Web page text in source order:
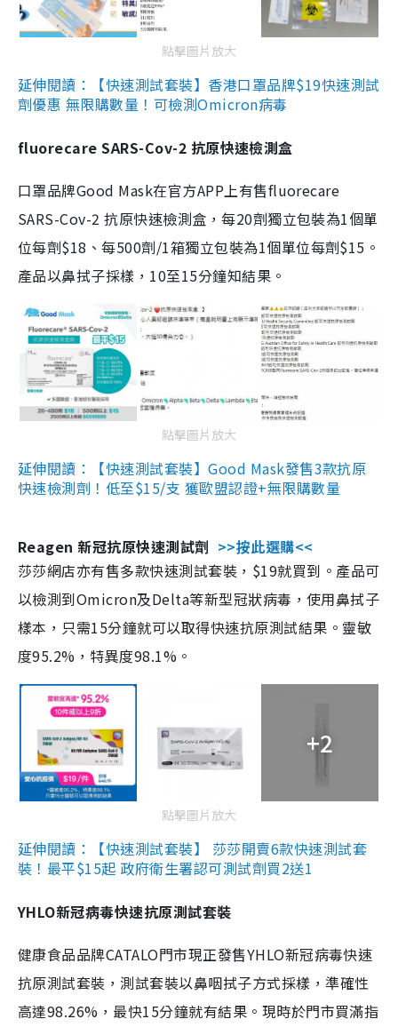
點擊圖片放大
延伸閱讀：【快速測試套裝】香港口罩品牌$19快速測試
劑優惠 無限購數量！可檢測Omicron病毒
fluorecare SARS-Cov-2 抗原快速檢測盒
口罩品牌Good Mask在官方APP上有售fluorecare
SARS-Cov-2 抗原快速檢測盒，每20劑獨立包裝為1個單
位每劑$18、每500劑/1箱獨立包裝為1個單位每劑$15。
產品以鼻拭子採樣，10至15分鐘知結果。
點擊圖片放大
延伸閱讀：【快速測試套裝】Good Mask發售3款抗原
快速檢測劑！低至$15/支 獲歐盟認證+無限購數量
Reagen 新冠抗原快速測試劑 >>按此選購<<
莎莎網店亦有售多款快速測試套裝，$19就買到。產品可
以檢測到Omicron及Delta等新型冠狀病毒，使用鼻拭子
樣本，只需15分鐘就可以取得快速抗原測試結果。靈敏
度95.2%，特異度98.1%。
+2
點擊圖片放大
延伸閱讀：【快速測試套裝】 莎莎開賣6款快速測試套
裝！最平$15起 政府衛生署認可測試劑買2送1
YHLO新冠病毒快速抗原測試套裝
健康食品品牌CATALO門市現正發售YHLO新冠病毒快速
抗原測試套裝，測試套裝以鼻咽拭子方式採樣，準確性
高達98.26%，最快15分鐘就有結果。現時於門市買滿指